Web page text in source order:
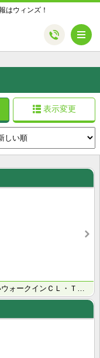
はウィンズ！
表示変更
★2002築・大手ハウスメーカ施工・うれしいウォークインＣＬ・ＴＶドアホン・独立洗面台付き★お勧め１･･･